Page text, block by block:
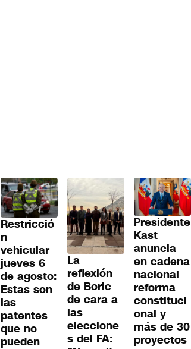
Restricció
n
vehicular
jueves 6
de agosto:
Estas son
las
patentes
que no
pueden
La
reflexión
de Boric
de cara a
las
eleccione
s del FA:
Presidente
Kast
anuncia
en cadena
nacional
reforma
constituci
onal y
más de 30
proyectos